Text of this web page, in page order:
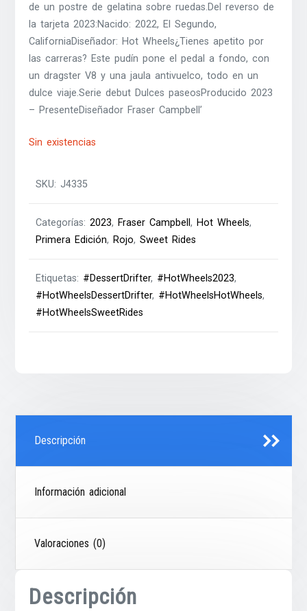
de un postre de gelatina sobre ruedas.Del reverso de
la tarjeta 2023:Nacido: 2022, El Segundo,
CaliforniaDiseñador: Hot Wheels¿Tienes apetito por
las carreras? Este pudín pone el pedal a fondo, con
un dragster V8 y una jaula antivuelco, todo en un
dulce viaje.Serie debut Dulces paseosProducido 2023
– PresenteDiseñador Fraser Campbell’
Sin existencias
SKU:J4335
Categorías:2023, Fraser Campbell, Hot Wheels,
Primera Edición, Rojo,Sweet Rides
Etiquetas: #DessertDrifter, #HotWheels2023,
#HotWheelsDessertDrifter, #HotWheelsHotWheels,
#HotWheelsSweetRides
Descripción
Información adicional
Valoraciones (0)
Descripción